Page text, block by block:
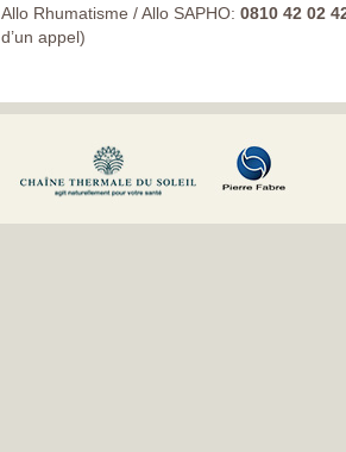
Allo Rhumatisme / Allo SAPHO: 0810 42 02
d’un appel)